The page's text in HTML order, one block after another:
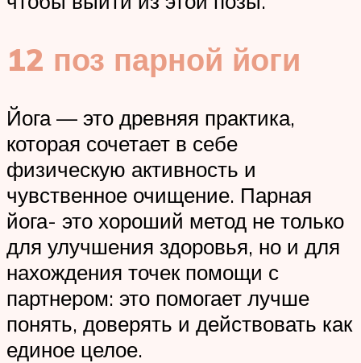
12 поз парной йоги
Йога — это древняя практика,
которая сочетает в себе
физическую активность и
чувственное очищение. Парная
йога- это хороший метод не только
для улучшения здоровья, но и для
нахождения точек помощи с
партнером: это помогает лучше
понять, доверять и действовать как
единое целое.